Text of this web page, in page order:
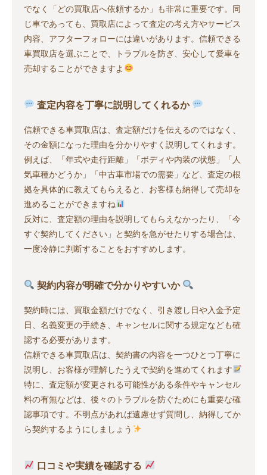
でなく「どの買取店へ依頼するか」も非常に重要です。同
じ車であっても、買取店によって査定の考え方やサービス
内容、アフターフォローには違いがあります。信頼できる
車買取店を選ぶことで、トラブルを防ぎ、安心して愛車を
売却することができますよ
査定内容を丁寧に説明してくれるか
信頼できる車買取店は、査定額だけを伝えるのではなく、
その金額になった理由を分かりやすく説明してくれます。
例えば、「年式や走行距離」「ボディや内装の状態」「人
気車種かどうか」「中古車市場での需要」など、査定の根
拠を具体的に教えてもらえると、お客様も納得して売却を
進めることができますね
反対に、査定額の理由を説明してもらえなかったり、「今
すぐ契約してください」と契約を急がせたりする場合は、
一度冷静に判断することをおすすめします。
契約内容が明確で分かりやすいか
契約時には、買取金額だけでなく、引き渡し日や入金予定
日、名義変更の手続き、キャンセルに関する規定なども確
認する必要があります。
信頼できる車買取店は、契約書の内容を一つひとつ丁寧に
説明し、お客様が理解したうえで契約を進めてくれます
特に、査定額が変更される可能性がある条件やキャンセル
料の有無などは、後々のトラブルを防ぐためにも重要な確
認事項です。不明点があれば遠慮せず質問し、納得してか
ら契約するようにしましょう
口コミや実績を確認する